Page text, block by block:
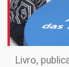
Livro,